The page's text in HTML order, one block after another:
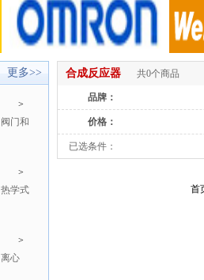
更多>>
>
阀门和
>
热学式
>
离心
合成反应器 共0个商品
品牌：
价格：
已选条件：
首